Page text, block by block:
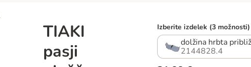
TIAKI
pasji
Izberite izdelek (3 možnosti)
dolžina hrbta
2144828.4